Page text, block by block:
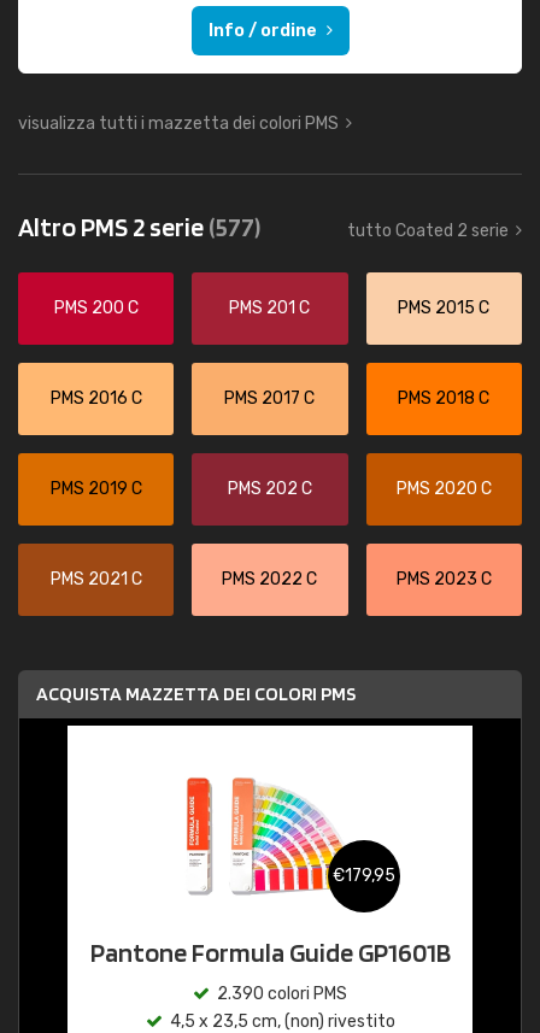
Info / ordine
visualizza tutti i mazzetta dei colori PMS
Altro PMS 2 serie(577) tutto Coated 2 serie
PMS 200 C PMS 201 C PMS 2015 C
PMS 2016 C PMS 2017 C PMS 2018 C
PMS 2019 C PMS 202 C PMS 2020 C
PMS 2021 C PMS 2022 C PMS 2023 C
ACQUISTA MAZZETTA DEI COLORI PMS
€179,95
Pantone Formula Guide GP1601B
2.390 colori PMS
4,5 x 23,5 cm, (non) rivestito